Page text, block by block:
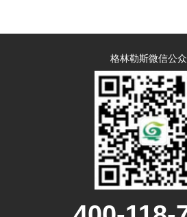
格林勒斯微信公